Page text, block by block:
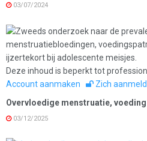
03/07/2024
Deze inhoud is beperkt tot
Account aanmaken
Zich
Overvloedige menstruatie,
03/12/2025